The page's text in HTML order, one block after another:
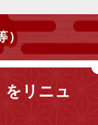
）
をリニュ